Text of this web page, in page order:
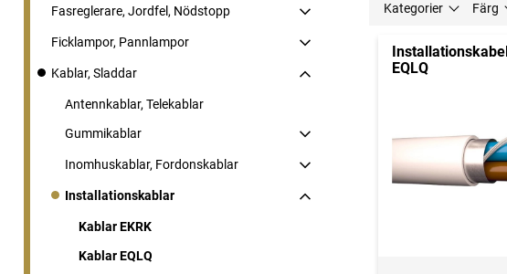
Fasreglerare, Jordfel, Nödstopp
Ficklampor, Pannlampor
Kablar, Sladdar
Antennkablar, Telekablar
Gummikablar
Inomhuskablar, Fordonskablar
Installationskablar
Kablar EKRK
Kablar EQLQ
Kategorier Färg
EQLQ